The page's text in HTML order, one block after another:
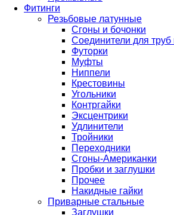
Фитинги
Резьбовые латунные
Сгоны и бочонки
Соединители для труб
Футорки
Муфты
Ниппели
Крестовины
Угольники
Контргайки
Эксцентрики
Удлинители
Тройники
Переходники
Сгоны-Американки
Пробки и заглушки
Прочее
Накидные гайки
Приварные стальные
Заглушки